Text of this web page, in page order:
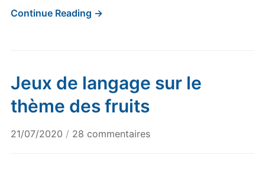
Continue Reading →
Jeux de langage sur le
thème des fruits
21/07/2020 / 28 commentairessur